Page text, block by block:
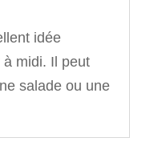
idée
midi. Il peut
salade ou une